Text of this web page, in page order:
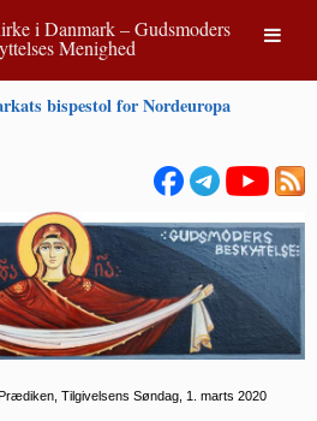
i Danmark – Gudsmoders
Menighed
bispestol for Nordeuropa
Prædiken, Tilgivelsens Søndag, 1. marts 2020